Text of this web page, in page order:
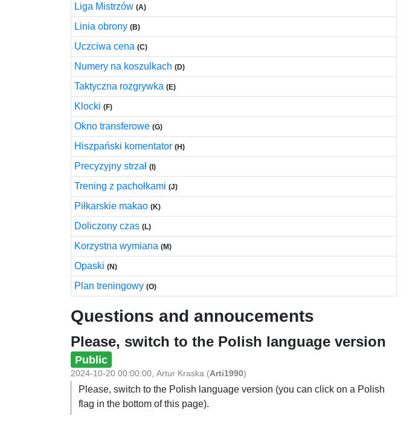
Liga Mistrzów (A)
Linia obrony (B)
Uczciwa cena (C)
Numery na koszulkach (D)
Taktyczna rozgrywka (E)
Klocki (F)
Okno transferowe (G)
Hiszpański komentator (H)
Precyzyjny strzał (I)
Trening z pachołkami (J)
Piłkarskie makao (K)
Doliczony czas (L)
Korzystna wymiana (M)
Opaski (N)
Plan treningowy (O)
Questions and annoucements
Please, switch to the Polish language version
Public
2024-10-20 00:00:00, Artur Kraska (Arti1990)
Please, switch to the Polish language version (you can click on a Polish
flag in the bottom of this page).